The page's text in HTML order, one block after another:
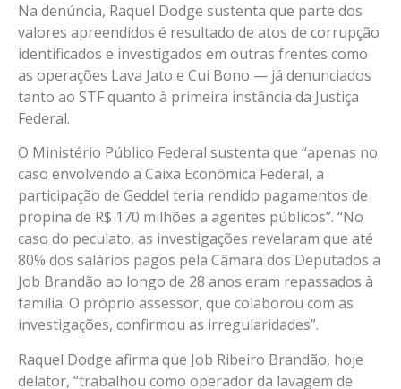
Na denúncia, Raquel Dodge sustenta que parte dos
valores apreendidos é resultado de atos de corrupção
identificados e investigados em outras frentes como
as operações Lava Jato e Cui Bono — já denunciados
tanto ao STF quanto à primeira instância da Justiça
Federal.
O Ministério Público Federal sustenta que “apenas no
caso envolvendo a Caixa Econômica Federal, a
participação de Geddel teria rendido pagamentos de
propina de R$ 170 milhões a agentes públicos”. “No
caso do peculato, as investigações revelaram que até
80% dos salários pagos pela Câmara dos Deputados a
Job Brandão ao longo de 28 anos eram repassados à
família. O próprio assessor, que colaborou com as
investigações, confirmou as irregularidades”.
Raquel Dodge afirma que Job Ribeiro Brandão, hoje
delator, “trabalhou como operador da lavagem de